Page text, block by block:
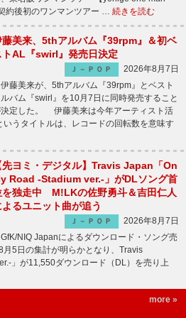
約後初のワンマンツアー … 続きを読む
藤美来、5thアルバム『39rpm』＆初ベ
トAL『swirl』発売日決定
Ｊ－ＰＯＰ
2026年8月7日
藤美来が、5thアルバム『39rpm』とベスト
バム『swirl』を10月7日に同時発売すること
定した。 伊藤美来は今年アーティスト活
うタイトルは、レコードの回転数を意味す
先ヨミ・デジタル】Travis Japan「On
Road -Stadium ver.-」がDLソング首
を独走中 M!LKの佐野勇斗＆吉田仁人
よるユニット曲が追う
Ｊ－ＰＯＰ
2026年8月7日
NIQ Japanによるダウンロード・ソング売
5日の集計が明らかとなり、Travis
」が11,550ダウンロード（DL）を売り上
more »